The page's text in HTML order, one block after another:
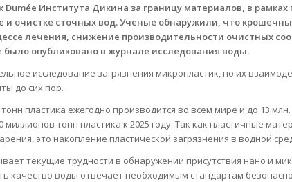
Dumée Института Дикина за границу материалов, в
и очистке сточных вод. Ученые обнаружили, что
лечения, снижение производительности очистных
опубликовано в журнале исследования воды.
исследование загрязнения микропластик, но их
до сих пор.
пластика ежегодно производится во всем мире и до 13
миллионов тонн пластика к 2025 году. Так как пластичные
это накопление пластической загрязнения в водной
текущие трудности в обнаружении присутствия нано и
качество воды отвечает необходимым стандартам